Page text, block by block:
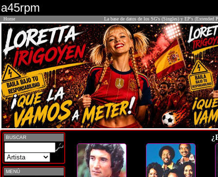
a45rpm
Home La base de datos de los SG's (Singles) y EP's (Extended
BUSCAR
MENÚ